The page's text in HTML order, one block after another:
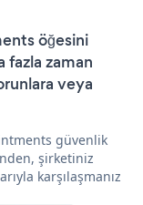
öğesini
zaman
veya
güvenlik
şirketiniz
karşılaşmanız